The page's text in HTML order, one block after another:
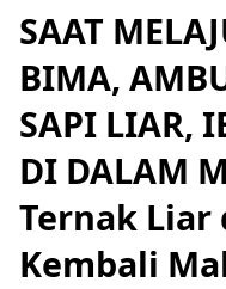
SAAT
BIMA,
SAPI LIAR,
DI DALAM
Ternak Liar
Kembali